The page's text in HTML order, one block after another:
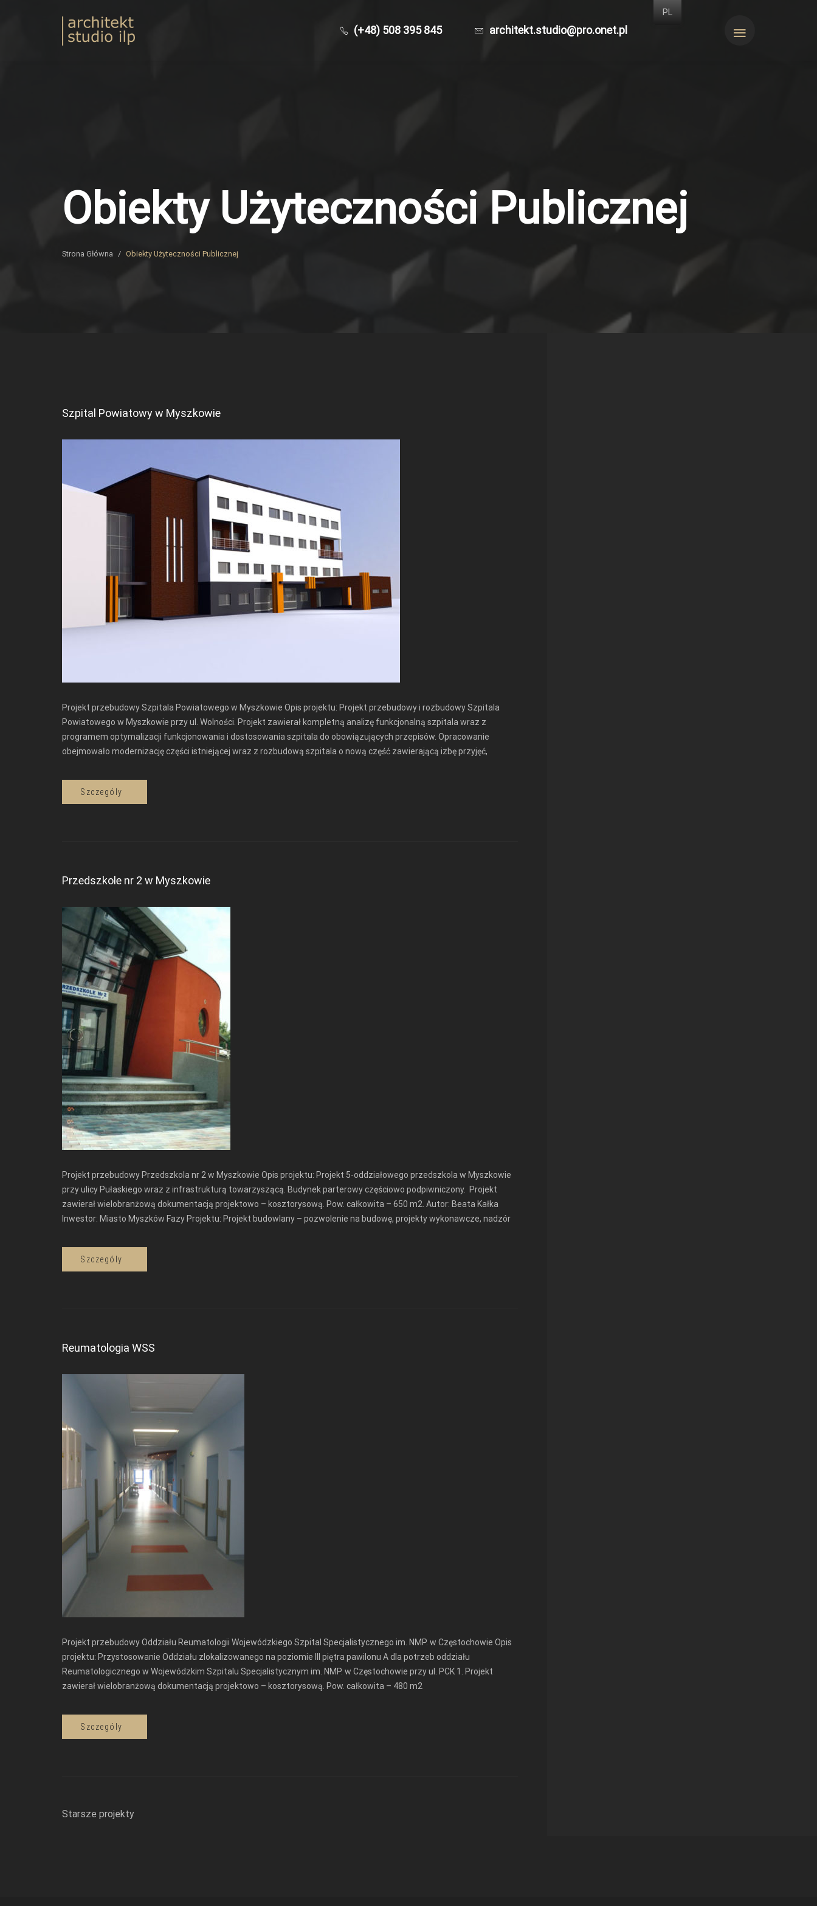
(+48) 508 395 845 architekt.studio@pro.onet.pl
Obiekty Użyteczności Publicznej
Strona Główna / Obiekty Użyteczności Publicznej
Szpital Powiatowy w Myszkowie
Projekt przebudowy Szpitala Powiatowego w Myszkowie Opis projektu: Projekt przebudowy i rozbudowy Szpitala
Powiatowego w Myszkowie przy ul. Wolności. Projekt zawierał kompletną analizę funkcjonalną szpitala wraz z
programem optymalizacji funkcjonowania i dostosowania szpitala do obowiązujących przepisów. Opracowanie
obejmowało modernizację części istniejącej wraz z rozbudową szpitala o nową część zawierającą izbę przyjęć,
Szczególy
Przedszkole nr 2 w Myszkowie
Projekt przebudowy Przedszkola nr 2 w Myszkowie Opis projektu: Projekt 5-oddziałowego przedszkola w Myszkowie
przy ulicy Pułaskiego wraz z infrastrukturą towarzyszącą. Budynek parterowy częściowo podpiwniczony. Projekt
zawierał wielobranżową dokumentacją projektowo – kosztorysową. Pow. całkowita – 650 m2. Autor: Beata Kałka
Inwestor: Miasto Myszków Fazy Projektu: Projekt budowlany – pozwolenie na budowę, projekty wykonawcze, nadzór
Szczególy
Reumatologia WSS
Projekt przebudowy Oddziału Reumatologii Wojewódzkiego Szpital Specjalistycznego im. NMP. w Częstochowie Opis
projektu: Przystosowanie Oddziału zlokalizowanego na poziomie III piętra pawilonu A dla potrzeb oddziału
Reumatologicznego w Wojewódzkim Szpitalu Specjalistycznym im. NMP. w Częstochowie przy ul. PCK 1. Projekt
zawierał wielobranżową dokumentacją projektowo – kosztorysową. Pow. całkowita – 480 m2
Szczególy
Starsze projekty
PL